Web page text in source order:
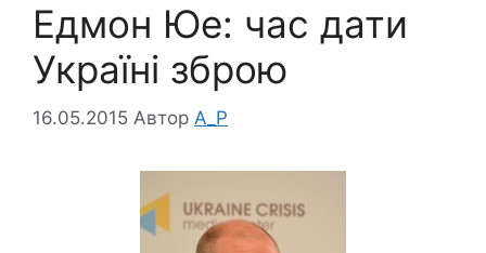
Едмон Юе: час дати
Україні зброю
16.05.2015 Автор A_P